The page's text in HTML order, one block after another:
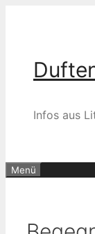
Infos aus
Menü